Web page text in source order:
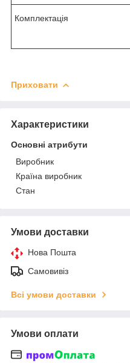
Комплектація
Приховати
Характеристики
Основні атрибути
Виробник
Країна виробник
Стан
Умови доставки
Нова Пошта
Самовивіз
Всі умови доставки
Умови оплати